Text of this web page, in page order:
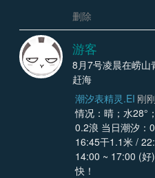
删除
游客
8月7号凌晨在崂山
赶海
潮汐表精灵.EI 刚刚
情况：晴；水28°
0.2浪 当日潮汐：
16:45干1.1米 /
14:00 ~ 17:00 (好
快！